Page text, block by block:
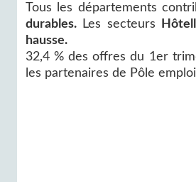
Tous les départements
durables. Les secteurs
hausse.
32,4 % des offres du 1er
les partenaires de Pôle